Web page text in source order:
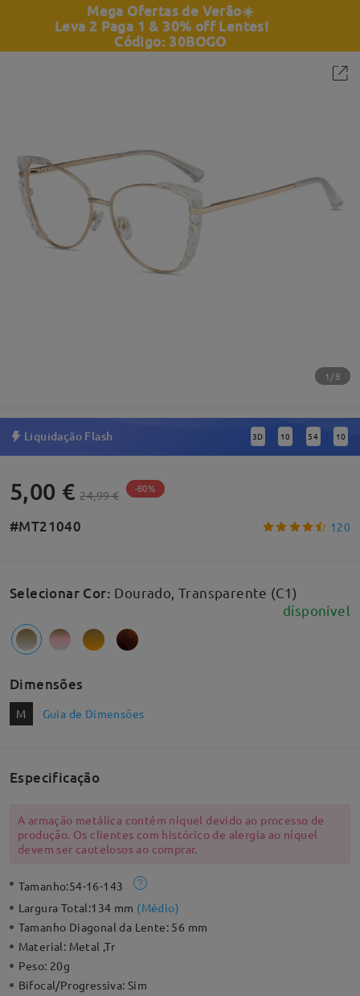
Mega Ofertas de Verão☀️
Leva 2 Paga 1 & 30% off Lentes!
Código: 30BOGO
1/8
Liquidação Flash 3D : 10 : 54 : 10
5,00 € 24,99 € -80%
#MT21040 120
Selecionar Cor: Dourado, Transparente (C1)
disponível
Dimensões
M Guia de Dimensões
Especificação
A armação metálica contém níquel devido ao processo de
produção. Os clientes com histórico de alergia ao níquel
devem ser cautelosos ao comprar.
Tamanho:54-16-143
Largura Total:134 mm (Médio)
Tamanho Diagonal da Lente: 56 mm
Material: Metal ,Tr
Peso: 20g
Bifocal/Progressiva:Sim